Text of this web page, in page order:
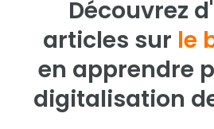
Découvrez
articles sur le
en apprendre
digitalisation